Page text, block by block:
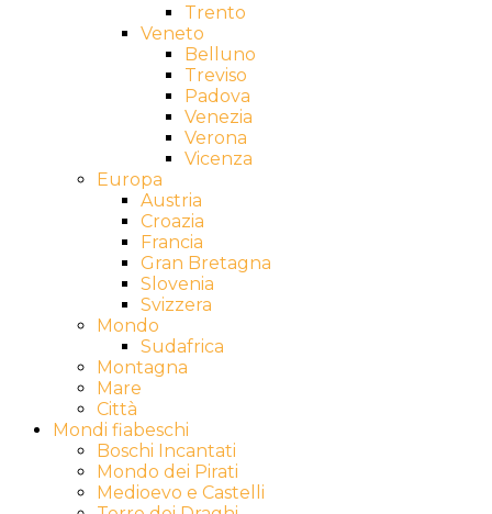
Trento
Veneto
Belluno
Treviso
Padova
Venezia
Verona
Vicenza
Europa
Austria
Croazia
Francia
Gran Bretagna
Slovenia
Svizzera
Mondo
Sudafrica
Montagna
Mare
Città
Mondi fiabeschi
Boschi Incantati
Mondo dei Pirati
Medioevo e Castelli